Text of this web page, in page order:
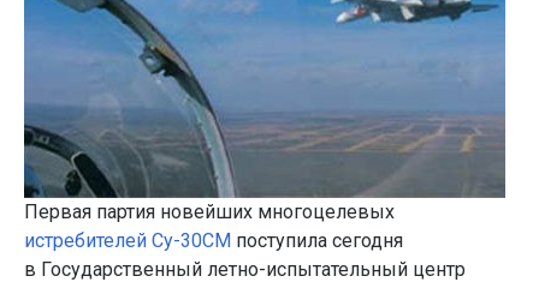
Первая партия новейших многоцелевых
истребителей Су-30СМ поступила сегодня
в Государственный летно-испытательный центр